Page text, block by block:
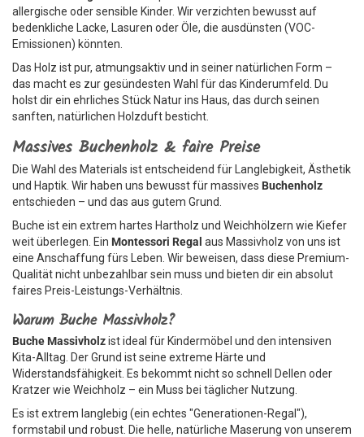
allergische oder sensible Kinder. Wir verzichten bewusst auf
bedenkliche Lacke, Lasuren oder Öle, die ausdünsten (VOC-
Emissionen) könnten.
Das Holz ist pur, atmungsaktiv und in seiner natürlichen Form –
das macht es zur gesündesten Wahl für das Kinderumfeld. Du
holst dir ein ehrliches Stück Natur ins Haus, das durch seinen
sanften, natürlichen Holzduft besticht.
Massives Buchenholz & faire Preise
Die Wahl des Materials ist entscheidend für Langlebigkeit, Ästhetik
und Haptik. Wir haben uns bewusst für massives Buchenholz
entschieden – und das aus gutem Grund.
Buche ist ein extrem hartes Hartholz und Weichhölzern wie Kiefer
weit überlegen. Ein Montessori Regal aus Massivholz von uns ist
eine Anschaffung fürs Leben. Wir beweisen, dass diese Premium-
Qualität nicht unbezahlbar sein muss und bieten dir ein absolut
faires Preis-Leistungs-Verhältnis.
Warum Buche Massivholz?
Buche Massivholzist ideal für Kindermöbel und den intensiven
Kita-Alltag. Der Grund ist seine extreme Härte und
Widerstandsfähigkeit. Es bekommt nicht so schnell Dellen oder
Kratzer wie Weichholz – ein Muss bei täglicher Nutzung.
Es ist extrem langlebig (ein echtes "Generationen-Regal"),
formstabil und robust. Die helle, natürliche Maserung von unserem